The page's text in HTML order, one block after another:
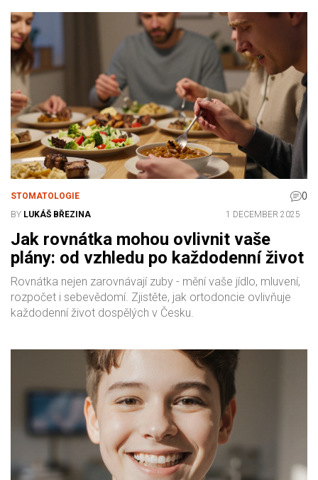
STOMATOLOGIE 0
BY LUKÁŠ BŘEZINA 1 DECEMBER 2025
Jak rovnátka mohou ovlivnit vaše
plány: od vzhledu po každodenní život
Rovnátka nejen zarovnávají zuby - mění vaše jídlo, mluvení,
rozpočet i sebevědomí. Zjistěte, jak ortodoncie ovlivňuje
každodenní život dospělých v Česku.